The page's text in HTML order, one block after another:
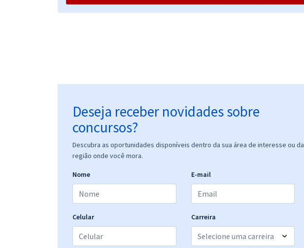
Deseja receber novidades sobre
concursos?
Descubra as oportunidades disponíveis dentro da sua área de interesse ou da
região onde você mora.
Nome E-mail
Celular Carreira